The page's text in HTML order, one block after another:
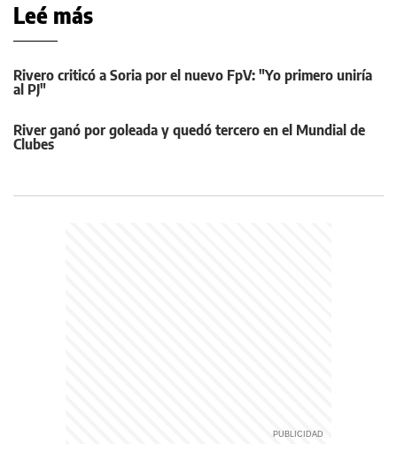
Leé más
Rivero criticó a Soria por el nuevo FpV: "Yo primero uniría
al PJ"
River ganó por goleada y quedó tercero en el Mundial de
Clubes